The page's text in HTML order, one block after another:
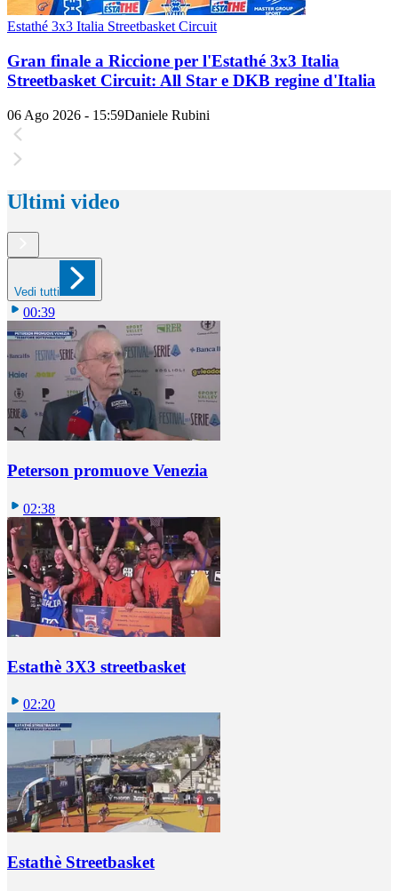
Estathé 3x3 Italia Streetbasket Circuit
Gran finale a Riccione per l'Estathé 3x3 Italia
Streetbasket Circuit: All Star e DKB regine d'Italia
06 Ago 2026 - 15:59Daniele Rubini
Ultimi video
Vedi tutti
00:39
Peterson promuove Venezia
02:38
Estathè 3X3 streetbasket
02:20
Estathè Streetbasket